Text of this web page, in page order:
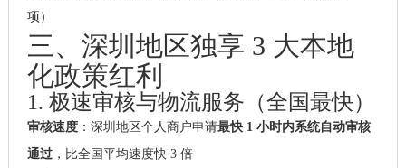
项）
三、深圳地区独享 3 大本地
化政策红利
1. 极速审核与物流服务（全国最快）
审核速度：深圳地区个人商户申请最快 1 小时内系统自动审核
通过，比全国平均速度快 3 倍